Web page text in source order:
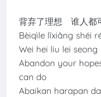
背弃了理想 谁人都
Bèiqìle lǐxiǎng shéi
Wei hei liu lei
Abandon your
can do
Abaikan harapan